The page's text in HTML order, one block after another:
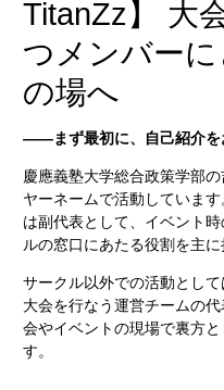
TitanZz】 大
つメンバー
の場へ
――まず最初に、自己紹介を
慶應義塾大学総合政策学部
ヤーネームで活動していま
は副代表として、イベント
ルの窓口にあたる役割を主に
サークル以外での活動とし
大会を行なう運営チームの
会やイベントの現場で裏方
す。